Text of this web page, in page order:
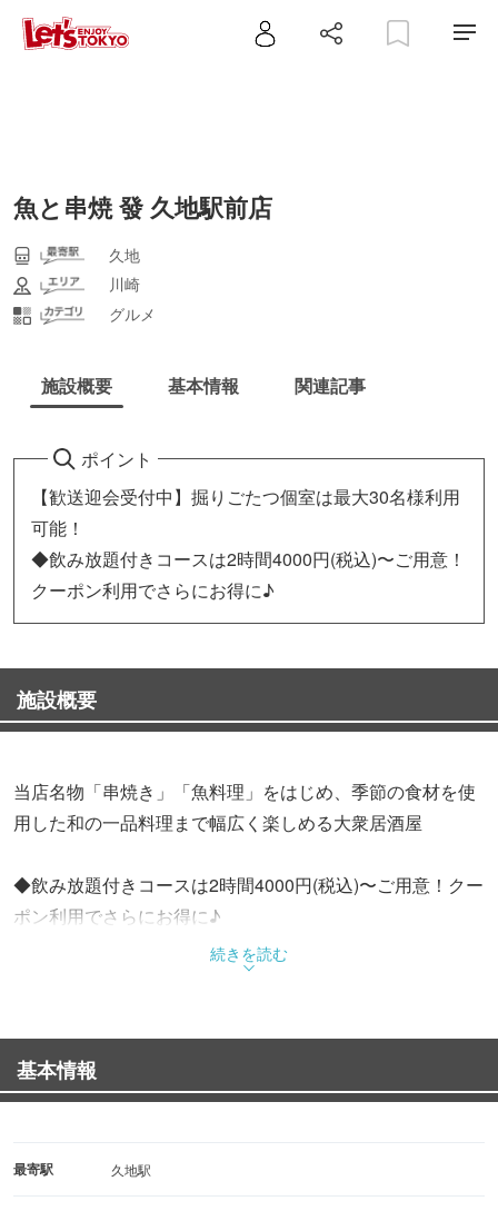
魚と串焼 發 久地駅前店
久地
川崎
グルメ
施設概要 基本情報 関連記事
ポイント
【歓送迎会受付中】掘りごたつ個室は最大30名様利用
可能！
◆飲み放題付きコースは2時間4000円(税込)〜ご用意！
クーポン利用でさらにお得に♪
施設概要
当店名物「串焼き」「魚料理」をはじめ、季節の食材を使
用した和の一品料理まで幅広く楽しめる大衆居酒屋
◆飲み放題付きコースは2時間4000円(税込)〜ご用意！クー
ポン利用でさらにお得に♪
◆全国の地酒を8種以上、山崎12年や白州などプレミアム
ウイスキーも常時ご用意！
◆掘りごたつの個室やカウンター席
続きを読む
基本情報
最寄駅 久地駅